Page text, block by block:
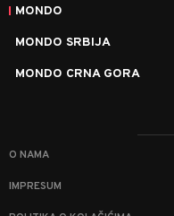
MONDO
MONDO SRBIJA
MONDO CRNA GORA
O NAMA
IMPRESUM